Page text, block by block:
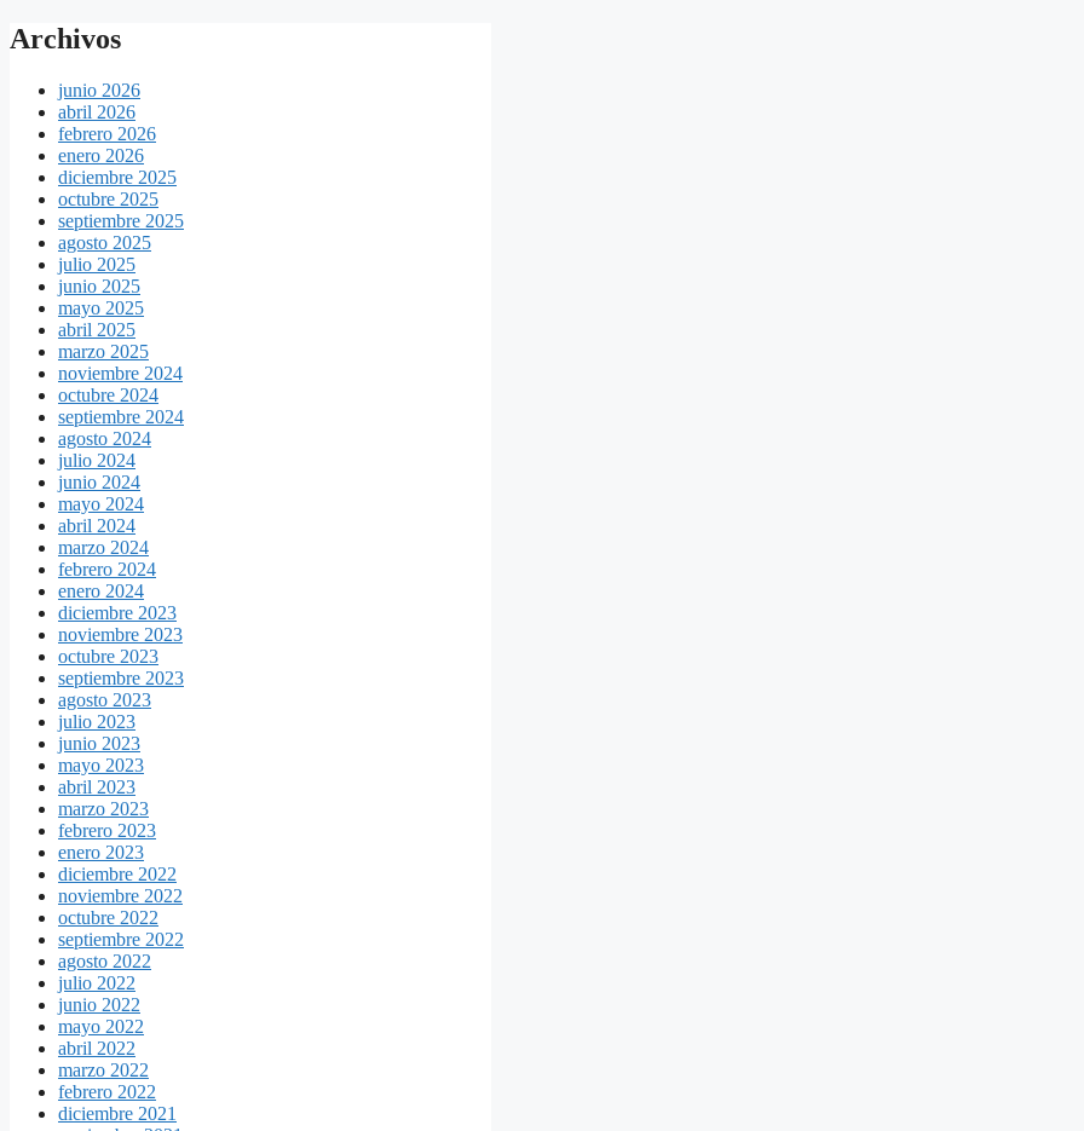
Archivos
junio 2026
abril 2026
febrero 2026
enero 2026
diciembre 2025
octubre 2025
septiembre 2025
agosto 2025
julio 2025
junio 2025
mayo 2025
abril 2025
marzo 2025
noviembre 2024
octubre 2024
septiembre 2024
agosto 2024
julio 2024
junio 2024
mayo 2024
abril 2024
marzo 2024
febrero 2024
enero 2024
diciembre 2023
noviembre 2023
octubre 2023
septiembre 2023
agosto 2023
julio 2023
junio 2023
mayo 2023
abril 2023
marzo 2023
febrero 2023
enero 2023
diciembre 2022
noviembre 2022
octubre 2022
septiembre 2022
agosto 2022
julio 2022
junio 2022
mayo 2022
abril 2022
marzo 2022
febrero 2022
diciembre 2021